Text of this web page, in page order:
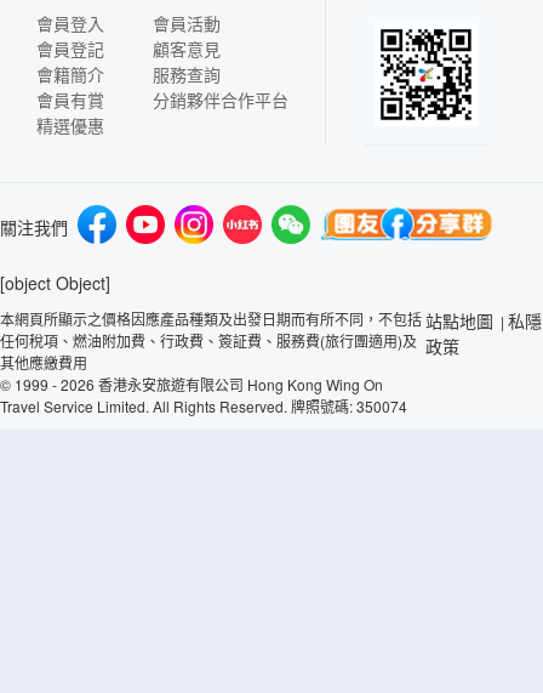
會員登入
會員登記
會籍簡介
會員有賞
精選優惠
會員活動
顧客意見
服務查詢
分銷夥伴合作平台
關注我們
[object Object]
本網頁所顯示之價格因應產品種類及出發日期而有所不同，不包括
任何稅項、燃油附加費、行政費、簽証費、服務費(旅行團適用)及
其他應繳費用
© 1999 - 2026 香港永安旅遊有限公司 Hong Kong Wing On
Travel Service Limited. All Rights Reserved. 牌照號碼: 350074
站點地圖 | 私隱
政策